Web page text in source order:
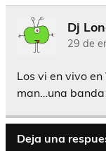
Dj
29 de
Los vi en vivo
man…una
Deja una